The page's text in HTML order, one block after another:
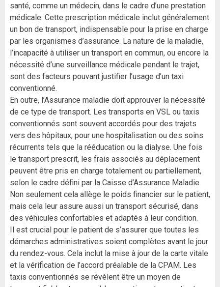
santé, comme un médecin, dans le cadre d’une prestation
médicale. Cette prescription médicale inclut généralement
un bon de transport, indispensable pour la prise en charge
par les organismes d’assurance. La nature de la maladie,
l’incapacité à utiliser un transport en commun, ou encore la
nécessité d’une surveillance médicale pendant le trajet,
sont des facteurs pouvant justifier l’usage d’un taxi
conventionné.
En outre, l’Assurance maladie doit approuver la nécessité
de ce type de transport. Les transports en VSL ou taxis
conventionnés sont souvent accordés pour des trajets
vers des hôpitaux, pour une hospitalisation ou des soins
récurrents tels que la rééducation ou la dialyse. Une fois
le transport prescrit, les frais associés au déplacement
peuvent être pris en charge totalement ou partiellement,
selon le cadre défini par la Caisse d’Assurance Maladie.
Non seulement cela allège le poids financier sur le patient,
mais cela leur assure aussi un transport sécurisé, dans
des véhicules confortables et adaptés à leur condition.
Il est crucial pour le patient de s’assurer que toutes les
démarches administratives soient complètes avant le jour
du rendez-vous. Cela inclut la mise à jour de la carte vitale
et la vérification de l’accord préalable de la CPAM. Les
taxis conventionnés se révèlent être un moyen de